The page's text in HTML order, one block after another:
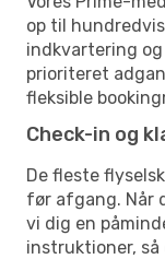
op til
indkvartering og
prioriteret
fleksible
Check-in og
De fleste
før afgang. Når
vi dig en
instruktioner, så